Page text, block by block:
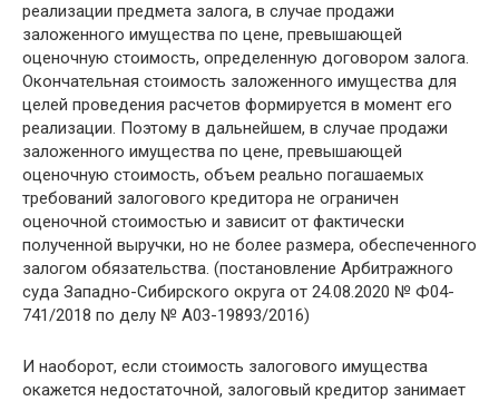
реализации предмета залога, в случае продажи
заложенного имущества по цене, превышающей
оценочную стоимость, определенную договором залога.
Окончательная стоимость заложенного имущества для
целей проведения расчетов формируется в момент его
реализации. Поэтому в дальнейшем, в случае продажи
заложенного имущества по цене, превышающей
оценочную стоимость, объем реально погашаемых
требований залогового кредитора не ограничен
оценочной стоимостью и зависит от фактически
полученной выручки, но не более размера, обеспеченного
залогом обязательства. (постановление Арбитражного
суда Западно-Сибирского округа от 24.08.2020 № Ф04-
741/2018 по делу № А03-19893/2016)
И наоборот, если стоимость залогового имущества
окажется недостаточной, залоговый кредитор занимает